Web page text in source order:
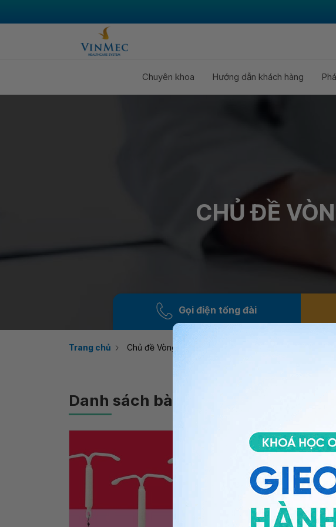
Chuyên khoa Hướng dẫn khách hàng
CHỦ ĐỀ
Gọi điện tổng đài
Trang chủ Chủ đề Vòng tránh thai nội tiết
Danh sách bài viết